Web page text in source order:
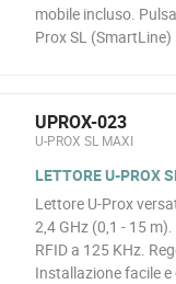
mobile incluso.
Prox SL (SmartLine)
UPROX-023
U-PROX SL MAXI
LETTORE U-PROX
Lettore U-Prox
2,4 GHz (0,1 - 15
RFID a 125 KHz.
Installazione facile